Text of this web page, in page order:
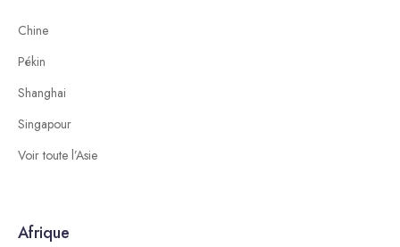
Chine
Pékin
Shanghai
Singapour
Voir toute l’Asie
Afrique